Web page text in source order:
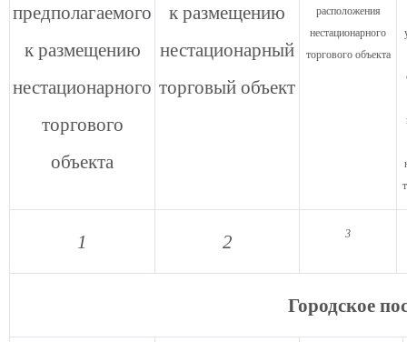
предполагаемого
к размещению
нестационарного
торгового
объекта
к размещению
нестационарный
торговый объект
расположения
нестационарного
торгового объекта
1 2 3
Городское